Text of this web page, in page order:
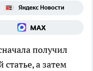
получил
а затем